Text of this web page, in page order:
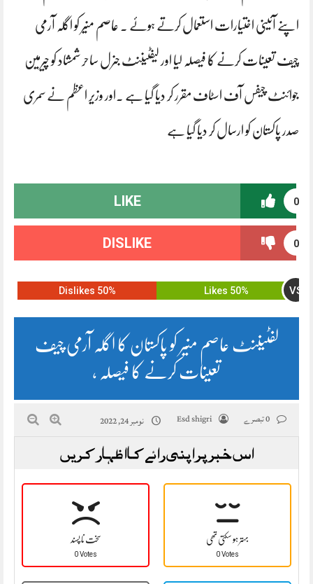
اپنے آئینی اختیارات استعمال کرتے ہوئے ۔ عاصم منیر کو اگلہ آرمی
چیف تعینات کرنے کا فیصلہ لیا اور لیفٹیننٹ جنرل ساحر شمشاد کو چیرمین
جوائنٹ چیفس آف اسٹاف مقرر کر دیا گیا ہے ۔اور وزیر اعظم نے سمری
صدر پاکستان کو ارسال کر دیا گیا ہے
0
LIKE
0
DISLIKE
50% Likes VS
50% Dislikes
لفٹیننٹ عاصم منیر کو پاکستان کا اگلہ آرمی چیف
تعینات کرنے کا فیصلہ ،
Esd shigri نومبر 24, 2022
اس خبر پر اپنی رائے کا اظہار کریں
سخت نا پسند
0 Votes
بہتر ہو سکتی تھی
0 Votes